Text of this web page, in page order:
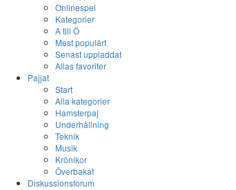
Onlinespel
Kategorier
A till Ö
Mest populärt
Senast uppladdat
Allas favoriter
Pajjat
Start
Alla kategorier
Hamsterpaj
Underhållning
Teknik
Musik
Krönikor
Överbakat
Diskussionsforum